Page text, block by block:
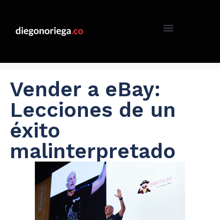
Vender a eBay:
Lecciones de un
éxito
malinterpretado